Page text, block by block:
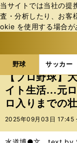
当サイトでは当社の提
査・分析したり、お客
okie を使⽤する場合が
野球 サッカー
b
ス
ポ
ル
テ
ー
バ
野球の記事一
【プロ野球】
イト生活...元
ロ入りまでの
2025年09月03日 17:45